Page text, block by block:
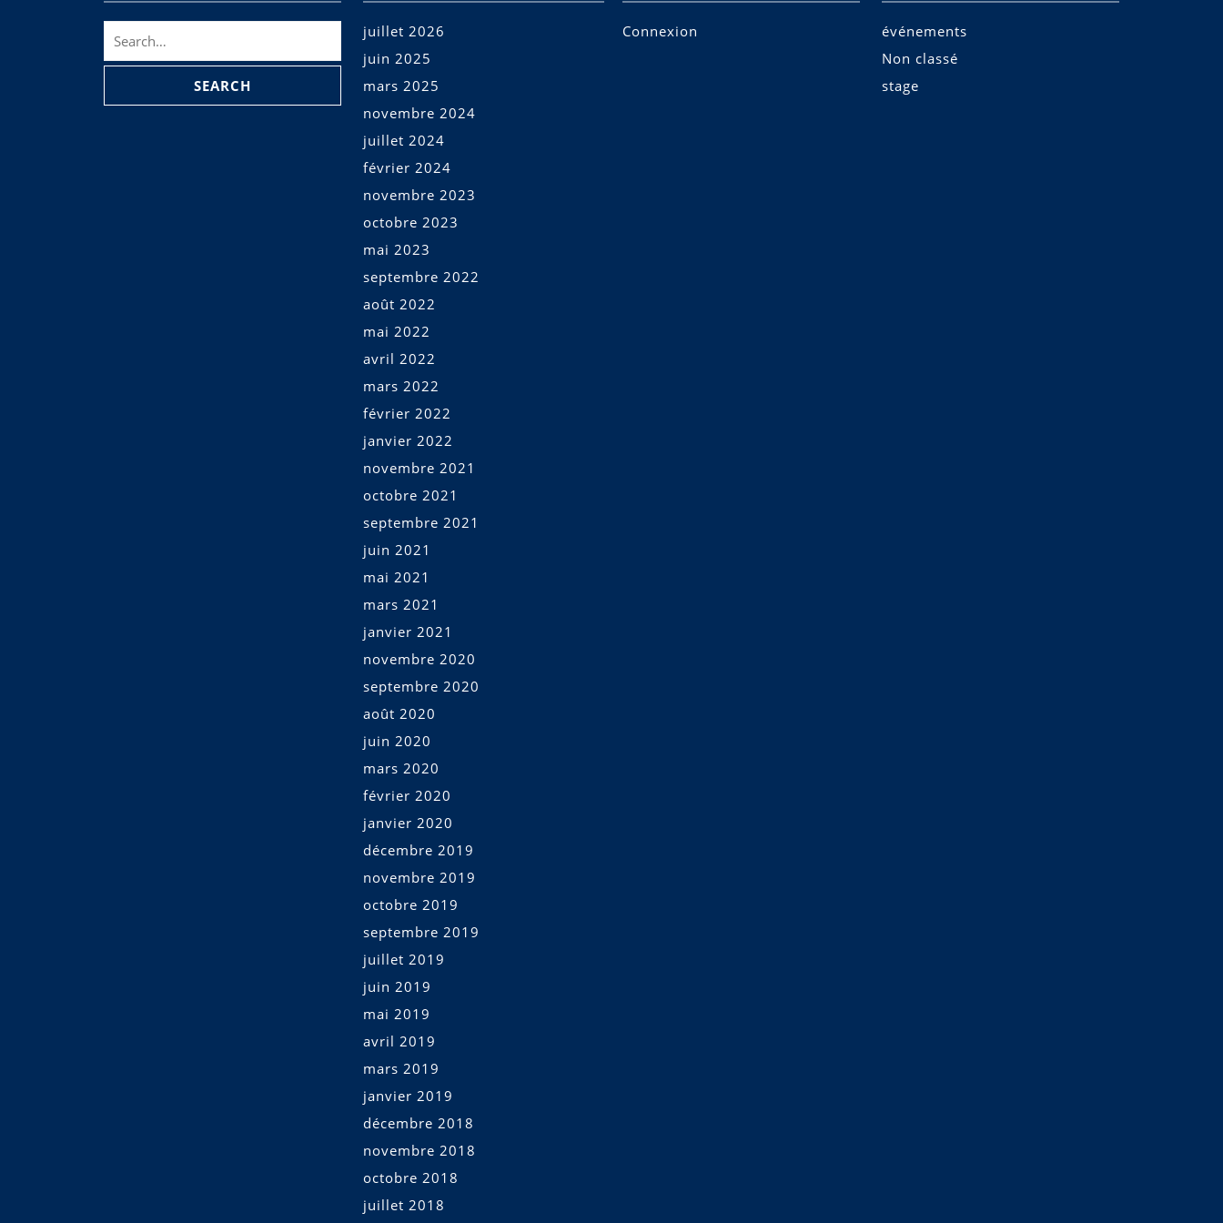
for:
juillet 2026
juin 2025
mars 2025
novembre 2024
juillet 2024
février 2024
novembre 2023
octobre 2023
mai 2023
septembre 2022
août 2022
mai 2022
avril 2022
mars 2022
février 2022
janvier 2022
novembre 2021
octobre 2021
septembre 2021
juin 2021
mai 2021
mars 2021
janvier 2021
novembre 2020
septembre 2020
août 2020
juin 2020
mars 2020
février 2020
janvier 2020
décembre 2019
novembre 2019
octobre 2019
septembre 2019
juillet 2019
juin 2019
mai 2019
avril 2019
mars 2019
janvier 2019
décembre 2018
novembre 2018
octobre 2018
juillet 2018
Connexion
événements
Non classé
stage